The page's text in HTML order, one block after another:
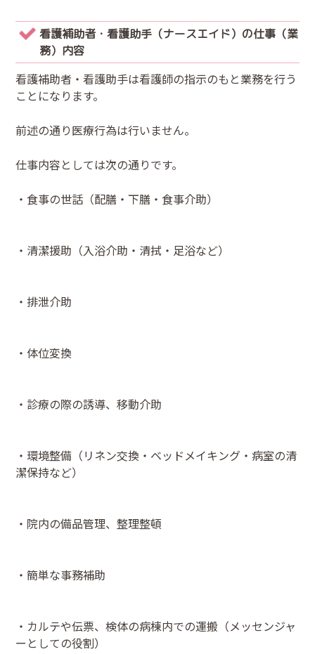
看護補助者・看護助手（ナースエイド）の仕事（業
務）内容
看護補助者・看護助手は看護師の指示のもと業務を行う
ことになります。
前述の通り医療行為は行いません。
仕事内容としては次の通りです。
・食事の世話（配膳・下膳・食事介助）
・清潔援助（入浴介助・清拭・足浴など）
・排泄介助
・体位変換
・診療の際の誘導、移動介助
・環境整備（リネン交換・ベッドメイキング・病室の清
潔保持など）
・院内の備品管理、整理整頓
・簡単な事務補助
・カルテや伝票、検体の病棟内での運搬（メッセンジャ
ーとしての役割）